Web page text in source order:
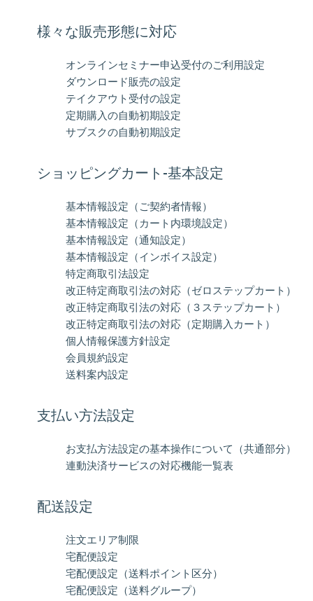
様々な販売形態に対応
オンラインセミナー申込受付のご利用設定
ダウンロード販売の設定
テイクアウト受付の設定
定期購入の自動初期設定
サブスクの自動初期設定
ショッピングカート-基本設定
基本情報設定（ご契約者情報）
基本情報設定（カート内環境設定）
基本情報設定（通知設定）
基本情報設定（インボイス設定）
特定商取引法設定
改正特定商取引法の対応（ゼロステップカート）
改正特定商取引法の対応（３ステップカート）
改正特定商取引法の対応（定期購入カート）
個人情報保護方針設定
会員規約設定
送料案内設定
支払い方法設定
お支払方法設定の基本操作について（共通部分）
連動決済サービスの対応機能一覧表
配送設定
注文エリア制限
宅配便設定
宅配便設定（送料ポイント区分）
宅配便設定（送料グループ）